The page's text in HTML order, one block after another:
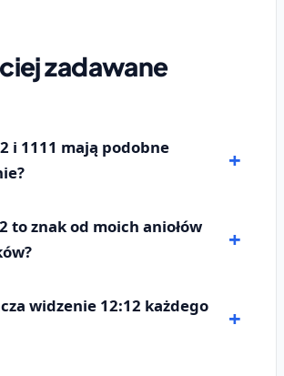
zadawane
i 1111 mają podobne
to znak od moich aniołów
widzenie 12:12 każdego